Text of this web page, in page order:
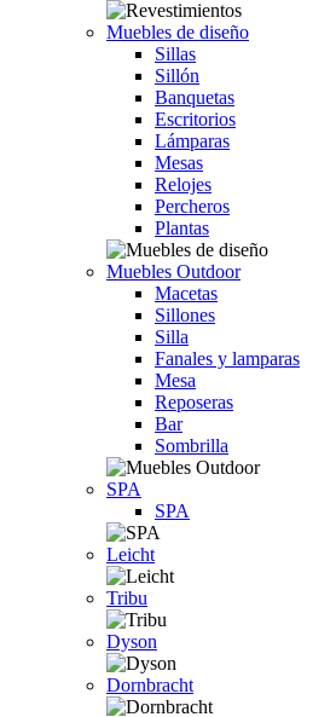
Muebles de diseño
Sillas
Sillón
Banquetas
Escritorios
Lámparas
Mesas
Relojes
Percheros
Plantas
Muebles Outdoor
Macetas
Sillones
Silla
Fanales y lamparas
Mesa
Reposeras
Bar
Sombrilla
SPA
SPA
Leicht
Tribu
Dyson
Dornbracht